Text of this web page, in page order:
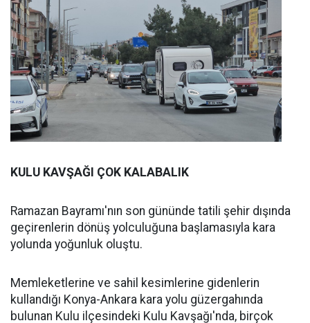
KULU KAVŞAĞI ÇOK KALABALIK
Ramazan Bayramı'nın son gününde tatili şehir dışında
geçirenlerin dönüş yolculuğuna başlamasıyla kara
yolunda yoğunluk oluştu.
Memleketlerine ve sahil kesimlerine gidenlerin
kullandığı Konya-Ankara kara yolu güzergahında
bulunan Kulu ilçesindeki Kulu Kavşağı'nda, birçok